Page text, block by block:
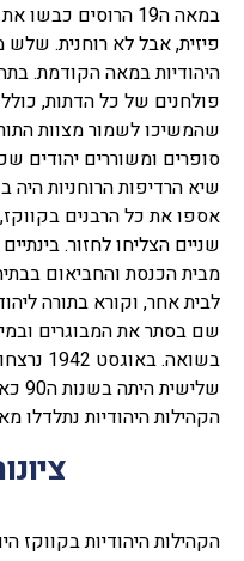
במאה ה19 הרוסים כבשו
פיזית, אבל לא רוחנית. שלש
היהודיות במאה הקודמת.
פולחנים של כל הדתות, כולל
שהמשיכו לשמור מצוות
סופרים ומשוררים יהודים
אספו את כל הרבנים בקווקז,
שניים הצליחו לחזור.
מבית הכנסת והחביאום
לבית אחר, וקורא בתורה
שם בסתר את המבוגרים
הקהילות היהודיות נתלדלו מאוד.
הקהילות היהודיות בקווקז